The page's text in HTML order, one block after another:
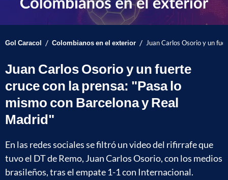
Gol Caracol / Colombianos en el exterior / Juan Carlos Osorio y un
Juan Carlos Osorio y un fuerte
cruce con la prensa: "Pasa lo
mismo con Barcelona y Real
Madrid"
En las redes sociales se filtró un video del rifirrafe que
tuvo el DT de Remo, Juan Carlos Osorio, con los medios
brasileños, tras el empate 1-1 con Internacional.